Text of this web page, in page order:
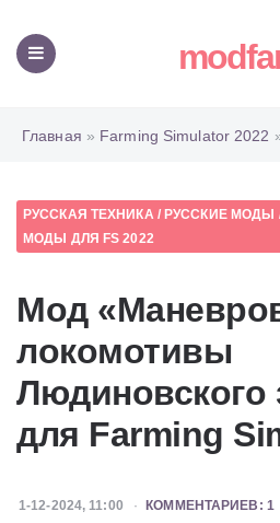
Главная » Farming Simulator 2022
РУССКАЯ ТЕХНИКА/ РУССКИЕ МОДЫ
МОДЫ ДЛЯ FS 2022
Мод
локомотивы
Людиновского
для Farming
1-12-2024, 11:00 КОММЕНТАРИЕВ: 1